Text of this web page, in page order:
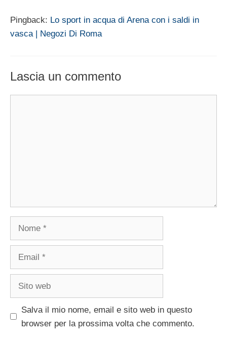
Pingback: Lo sport in acqua di Arena con i saldi in
vasca | Negozi Di Roma
Lascia un commento
Salva il mio nome, email e sito web in questo
browser per la prossima volta che commento.